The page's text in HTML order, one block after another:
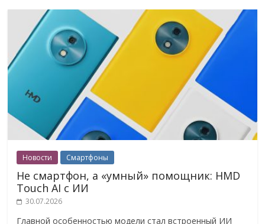
Новости Смартфоны
Не смартфон, а «умный» помощник: HMD
Touch AI с ИИ
30.07.2026
Главной особенностью модели стал встроенный ИИ